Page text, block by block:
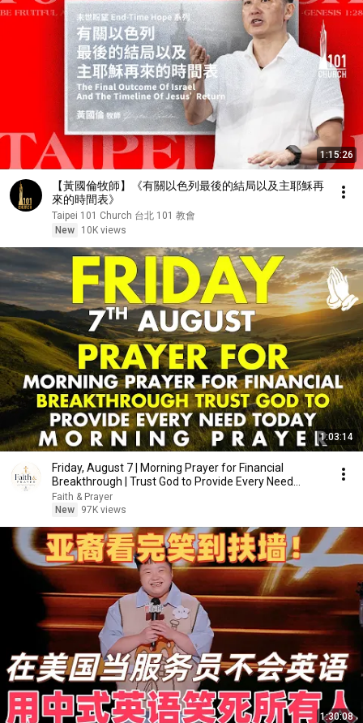
1:15:26
【黃國倫牧師】《有關以色列最後的結局以及主耶穌再
來的時間表》
Taipei 101 Church 台北 101 教會
New
10K views
1:03:14
Friday, August 7 | Morning Prayer for Financial
Breakthrough | Trust God to Provide Every Need
Today
Faith & Prayer
New
97K views
1:30:08